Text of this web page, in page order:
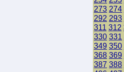
273 274
292 293
311 312
330 331
349 350
368 369
387 388